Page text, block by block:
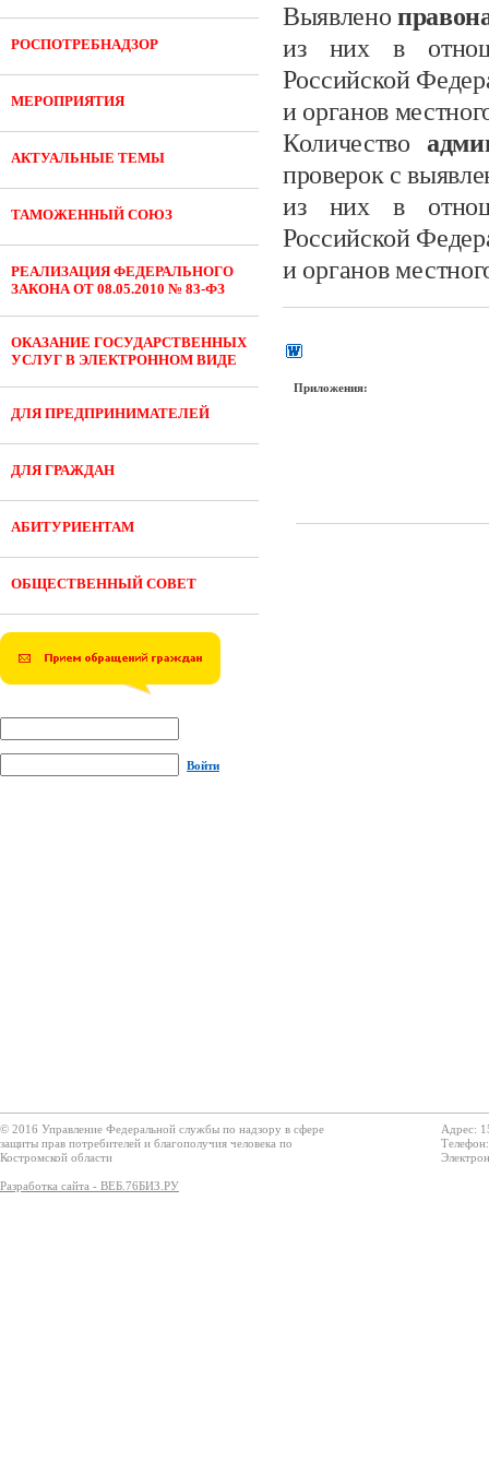
РОСПОТРЕБНАДЗОР
МЕРОПРИЯТИЯ
АКТУАЛЬНЫЕ ТЕМЫ
ТАМОЖЕННЫЙ СОЮЗ
РЕАЛИЗАЦИЯ ФЕДЕРАЛЬНОГО
ЗАКОНА ОТ 08.05.2010 № 83-ФЗ
ОКАЗАНИЕ ГОСУДАРСТВЕННЫХ
УСЛУГ В ЭЛЕКТРОННОМ ВИДЕ
ДЛЯ ПРЕДПРИНИМАТЕЛЕЙ
ДЛЯ ГРАЖДАН
АБИТУРИЕНТАМ
ОБЩЕСТВЕННЫЙ СОВЕТ
Войти
Выявлено
из них в
Российской
и органов
Количество
проверок с
из них в
Российской
и органов
Приложения:
© 2016 Управление Федеральной службы по надзору в сфере
защиты прав потребителей и благополучия человека по
Костромской области
Разработка сайта - ВЕБ.76БИЗ.РУ
Адрес: